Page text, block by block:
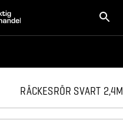
Meny
RÄCKESRÖR SVART 2,4M